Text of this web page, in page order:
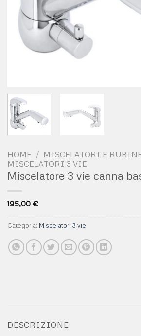
HOME / MISCELATORI E
MISCELATORI 3 VIE
Miscelatore 3 vie canna
195,00 €
Categoria: Miscelatori 3 vie
DESCRIZIONE